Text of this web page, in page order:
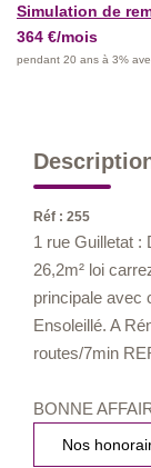
Simulation de
364 €/mois
pendant 20 ans à 3%
Réf : 255
1 rue Guilletat :
26,2m² loi
principale avec
Ensoleillé. A
routes/7min
BONNE
Nos